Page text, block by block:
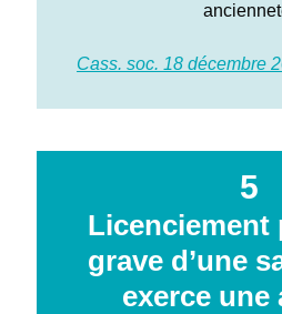
Cass. soc. 18 décembre
5
Licenciement
grave d’une
exerce une